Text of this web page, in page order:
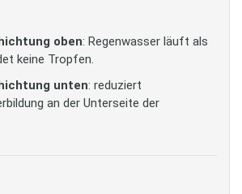
oben: Regenwasser läuft als
keine Tropfen.
unten: reduziert
an der Unterseite der